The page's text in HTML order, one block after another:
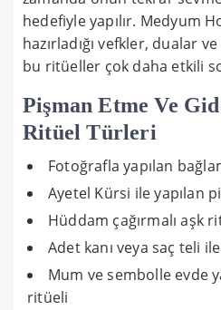
hedefiyle yapılır. Medyum
hazırladığı vefkler, dualar
bu ritüeller çok daha etkili
Pişman Etme Ve
Ritüel Türleri
Fotoğrafla yapılan
Ayetel Kürsi ile yapılan
Hüddam çağırmalı aşk
Adet kanı veya saç teli
Mum ve sembolle evde
ritüeli